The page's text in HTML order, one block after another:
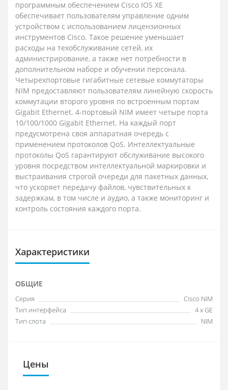
программным обеспечением Cisco IOS XE
обеспечивает пользователям управление одним
устройством с использованием лицензионных
инструментов Cisco. Такое решение уменьшает
расходы на техобслуживание сетей, их
администрирование, а также нет потребности в
дополнительном наборе и обучении персонала.
Четырехпортовые гигабитные сетевые коммутаторы
NIM предоставляют пользователям линейную скорость
коммутации второго уровня по встроенным портам
Gigabit Ethernet. 4-портовый NIM имеет четыре порта
10/100/1000 Gigabit Ethernet. На каждый порт
предусмотрена своя аппаратная очередь с
применением протоколов QoS. Интеллектуальные
протоколы QoS гарантируют обслуживание высокого
уровня посредством интеллектуальной маркировки и
выстраивания строгой очереди для пакетных данных,
что ускоряет передачу файлов, чувствительных к
задержкам, в том числе и аудио, а также мониторинг и
контроль состояния каждого порта.
Характеристики
ОБЩИЕ
Серия
Cisco NIM
Тип интерфейса
4 x GE
Тип слота
NIM
Цены